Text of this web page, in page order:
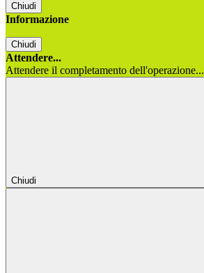
Chiudi
Informazione
Chiudi
Attendere...
Attendere il completamento dell'operazione...
Chiudi